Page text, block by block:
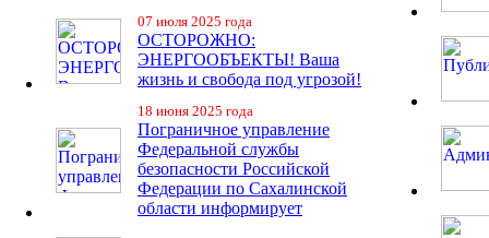
07 июля 2025 года
ОСТОРОЖНО:
ЭНЕРГООБЪЕКТЫ! Ваша
жизнь и свобода под угрозой!
18 июня 2025 года
Пограничное управление
Федеральной службы
безопасности Российской
Федерации по Сахалинской
области информирует